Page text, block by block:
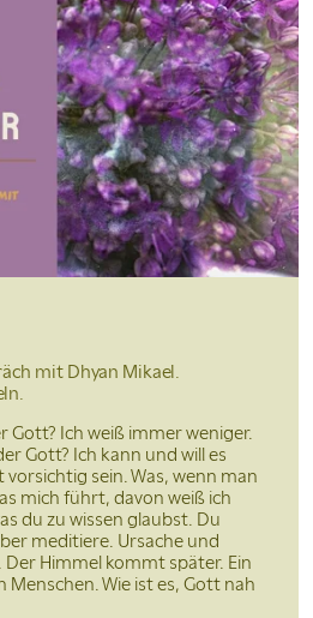
mit Dhyan Mikael.
Gott? Ich weiß immer weniger.
Gott? Ich kann und will es
sein. Was, wenn man
mich führt, davon weiß ich
du zu wissen glaubst. Du
meditiere. Ursache und
Himmel kommt später. Ein
Wie ist es, Gott nah